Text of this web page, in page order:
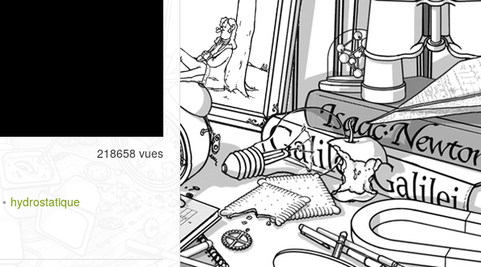
218658 vues
hydrostatique